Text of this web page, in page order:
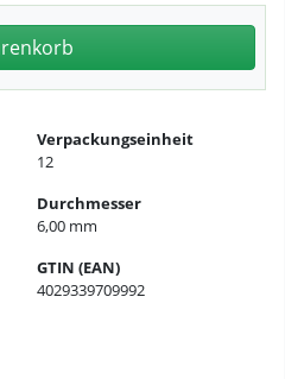
Verpackungseinheit
12
Durchmesser
6,00 mm
GTIN (EAN)
4029339709992